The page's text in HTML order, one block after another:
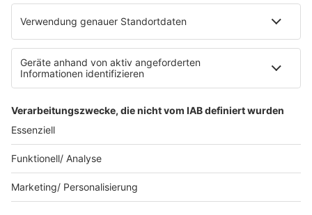
Datenschutz Facebook & Instagram-Fanpage
Datenschutzeinstellungen
Allgemeine Teilnahmebedingungen
Werbung schalten
80s80s.de
© 90s90s - EINE MARKE DER REGIOCAST GMBH & Co. KG.